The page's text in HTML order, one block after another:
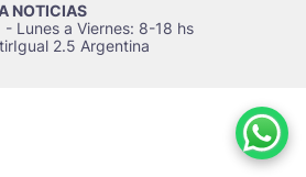
NOTICIAS
Lunes a Viernes: 8-18 hs
2.5 Argentina